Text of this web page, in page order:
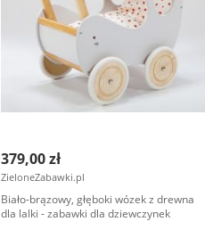
379,00 zł
ZieloneZabawki.pl
Biało-brązowy, głęboki wózek z drewna
dla lalki - zabawki dla dziewczynek